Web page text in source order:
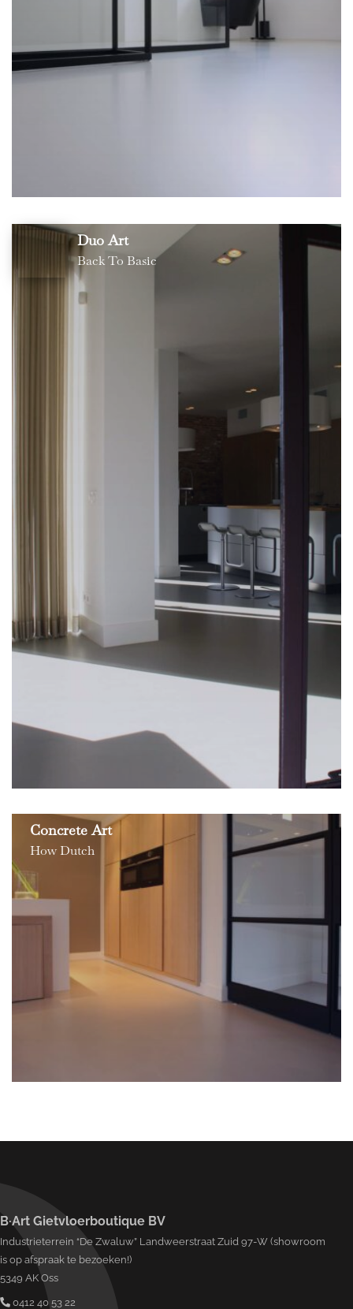
Duo Art
Back To Basic
Concrete Art
How Dutch
B·Art Gietvloerboutique BV
Industrieterrein “De Zwaluw” Landweerstraat Zuid 97-W (showroom
is op afspraak te bezoeken!)
5349 AK Oss
0412 40 53 22